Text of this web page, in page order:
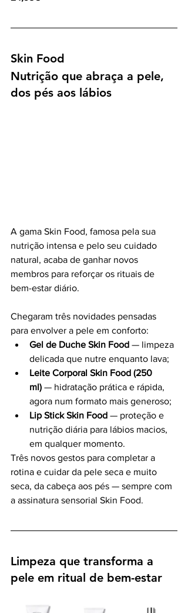
Skin Food
Nutrição que abraça a pele,
dos pés aos lábios
A gama Skin Food, famosa pela sua
nutrição intensa e pelo seu cuidado
natural, acaba de ganhar novos
membros para reforçar os rituais de
bem-estar diário.
Chegaram três novidades pensadas
para envolver a pele em conforto:
Gel de Duche Skin Food — limpeza
delicada que nutre enquanto lava;
Leite Corporal Skin Food (250
ml) — hidratação prática e rápida,
agora num formato mais generoso;
Lip Stick Skin Food — proteção e
nutrição diária para lábios macios,
em qualquer momento.
Três novos gestos para completar a
rotina e cuidar da pele seca e muito
seca, da cabeça aos pés — sempre com
a assinatura sensorial Skin Food.
Limpeza que transforma a
pele em ritual de bem-estar